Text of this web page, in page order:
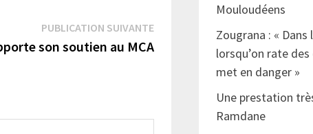
PUBLICATION SUIVANTEPublication
suivante :
son soutien au MCA
Mouloudéens
Zougrana : « Dans
lorsqu’on rate
met en danger »
Une prestation
Ramdane